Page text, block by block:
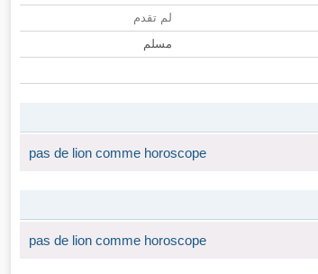
لم تقدم
مسلم
pas de lion comme horoscope
pas de lion comme horoscope